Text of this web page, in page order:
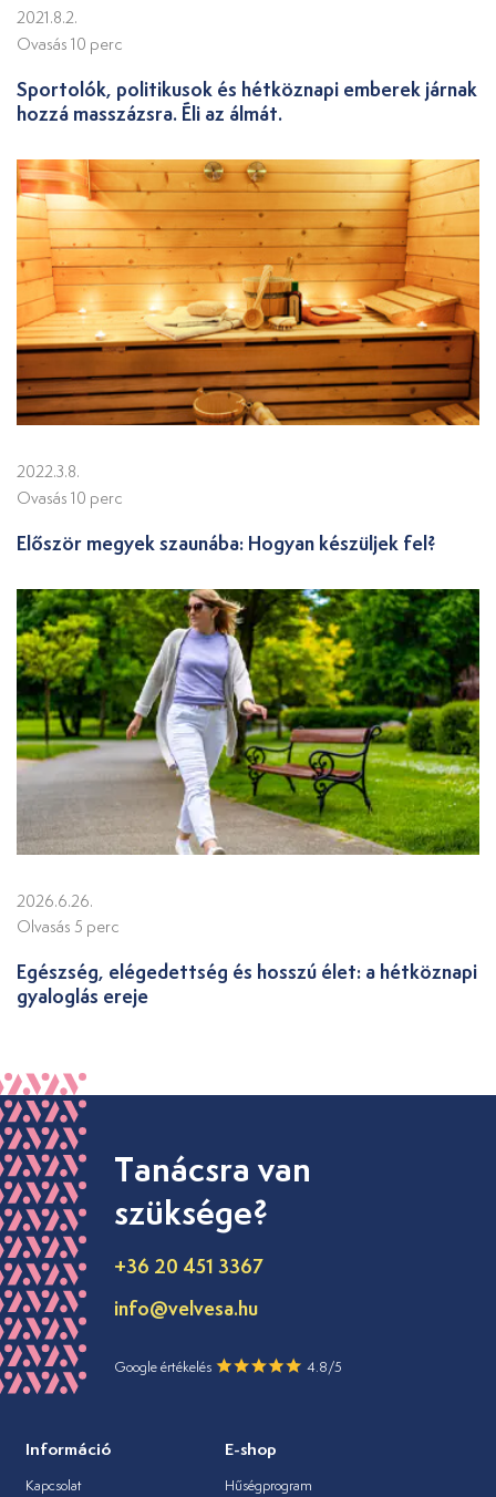
2021.8.2.
Ovasás 10 perc
Sportolók, politikusok és hétköznapi emberek járnak
hozzá masszázsra. Éli az álmát.
2022.3.8.
Ovasás 10 perc
Először megyek szaunába: Hogyan készüljek fel?
2026.6.26.
Olvasás 5 perc
Egészség, elégedettség és hosszú élet: a hétköznapi
gyaloglás ereje
Tanácsra van
szüksége?
+36 20 451 3367
info@velvesa.hu
Google értékelés 4.8/5
Információ
Kapcsolat
E-shop
Hűségprogram